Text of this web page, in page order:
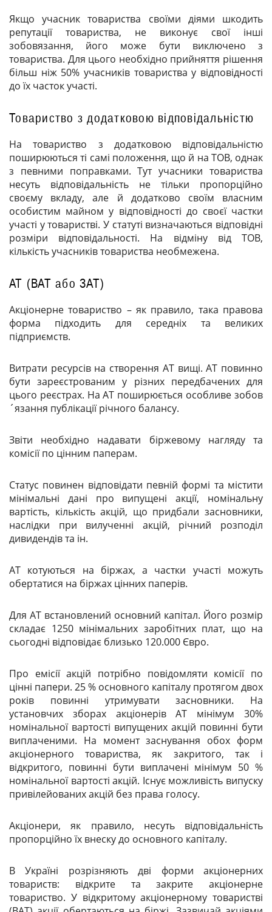
Якщо учасник товариства своїми діями шкодить
репутації товариства, не виконує свої інші
зобовязання, його може бути виключено з
товариства. Для цього необхідно прийняття рішення
більш ніж 50% учасників товариства у відповідності
до їх часток участі.
Товариство з додатковою відповідальністю
На товариство з додатковою відповідальністю
поширюються ті самі положення, що й на ТОВ, однак
з певними поправками. Тут учасники товариства
несуть відповідальність не тільки пропорційно
своєму вкладу, але й додатково своїм власним
особистим майном у відповідності до своєї частки
участі у товаристві. У статуті визначаються відповідні
розміри відповідальності. На відміну від ТОВ,
кількість учасників товариства необмежена.
АТ (ВАТ або ЗАТ)
Акціонерне товариство – як правило, така правова
форма підходить для середніх та великих
підприємств.
Витрати ресурсів на створення АТ вищі. АТ повинно
бути зареєстрованим у різних передбачених для
цього реєстрах. На АТ поширюється особливе зобов
´язання публікації річного балансу.
Звіти необхідно надавати біржевому нагляду та
комісії по цінним паперам.
Статус повинен відповідати певній формі та містити
мінімальні дані про випущені акції, номінальну
вартість, кількість акцій, що придбали засновники,
наслідки при вилученні акцій, річний розподіл
дивидендів та ін.
АТ котуються на біржах, а частки участі можуть
обертатися на біржах цінних паперів.
Для АТ встановлений основний капітал. Його розмір
складає 1250 мінімальних заробітних плат, що на
сьогодні відповідає близько 120.000 Євро.
Про емісії акцій потрібно повідомляти комісії по
цінні папери. 25 % основного капіталу протягом двох
років повинні утримувати засновники. На
установчих зборах акціонерів АТ мінімум 30%
номінальної вартості випущених акцій повинні бути
виплаченими. На момент заснування обох форм
акціонерного товариства, як закритого, так і
відкритого, повинні бути виплачені мінімум 50 %
номінальної вартості акцій. Існує можливість випуску
привілейованих акцій без права голосу.
Акціонери, як правило, несуть відповідальність
пропорційно їх внеску до основного капіталу.
В Україні розрізняють дві форми акціонерних
товариств: відкрите та закрите акціонерне
товариство. У відкритому акціонерному товаристві